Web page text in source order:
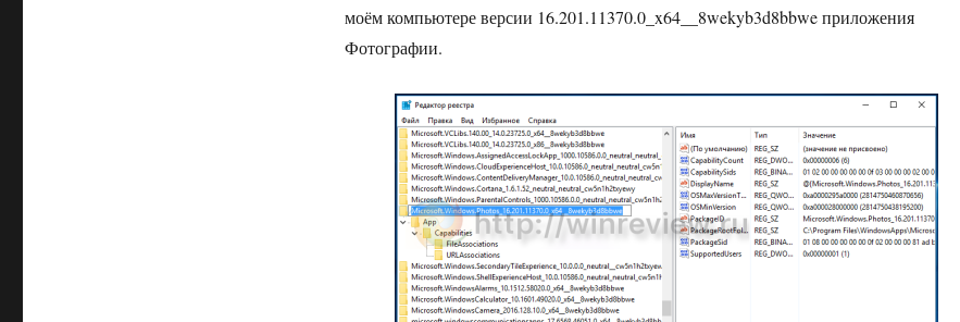
моём компьютере версии 16.201.11370.0_x64__8wekyb3d8bbwe приложения
Фотографии.